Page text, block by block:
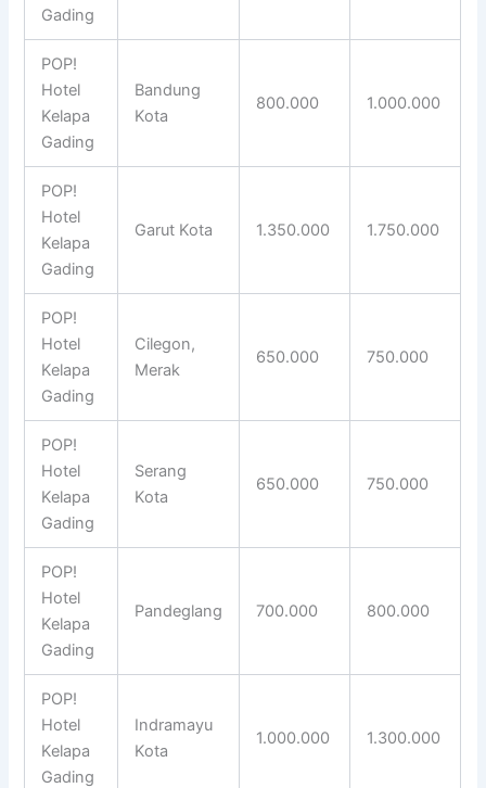
Gading
POP!
Hotel
Kelapa
Gading
Bandung
Kota
800.000 1.000.000
POP!
Hotel
Kelapa
Gading
Garut Kota 1.350.000 1.750.000
POP!
Hotel
Kelapa
Gading
Cilegon,
Merak
650.000 750.000
POP!
Hotel
Kelapa
Gading
Serang
Kota
650.000 750.000
POP!
Hotel
Kelapa
Gading
Pandeglang 700.000 800.000
POP!
Hotel
Kelapa
Gading
Indramayu
Kota
1.000.000 1.300.000